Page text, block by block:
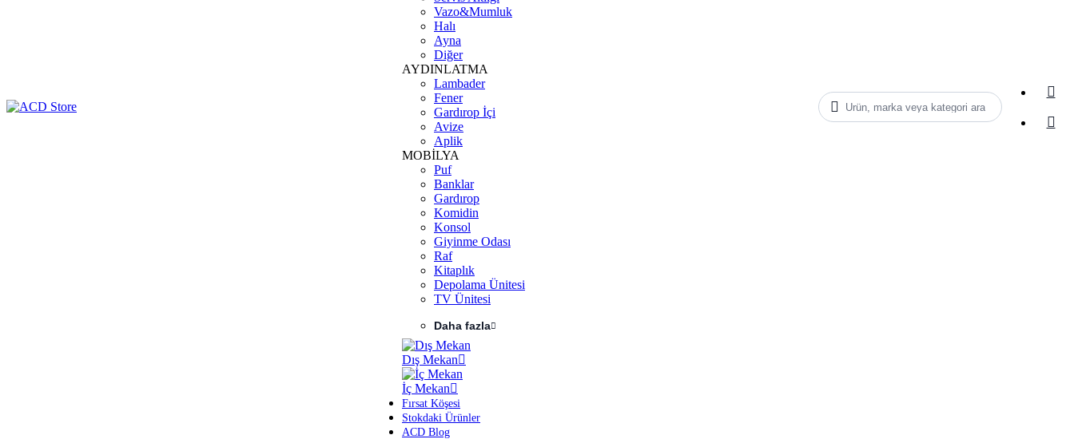
Ürün, marka veya kategori ara
Vazo&Mumluk
Halı
Ayna
Diğer
AYDINLATMA
Lambader
Fener
Gardırop İçi
Avize
Aplik
MOBİLYA
Puf
Banklar
Gardırop
Komidin
Konsol
Giyinme Odası
Raf
Kitaplık
Depolama Ünitesi
TV Ünitesi
Daha fazla
Dış Mekan
İç Mekan
Fırsat Köşesi
Stokdaki Ürünler
ACD Blog